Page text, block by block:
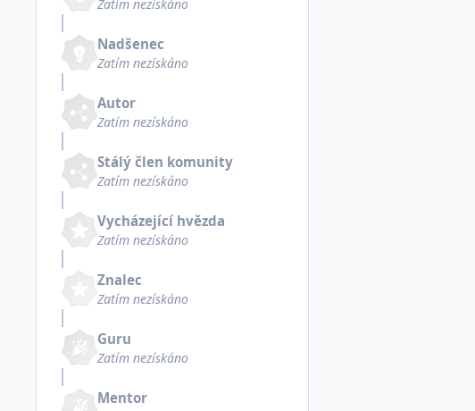
Zatím nezískáno
Nadšenec
Zatím nezískáno
Autor
Zatím nezískáno
Stálý člen komunity
Zatím nezískáno
Vycházející hvězda
Zatím nezískáno
Znalec
Zatím nezískáno
Guru
Zatím nezískáno
Mentor